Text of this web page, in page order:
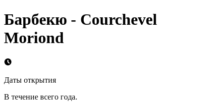
Барбекю - Courchevel
Moriond
Даты открытия
В течение всего года.